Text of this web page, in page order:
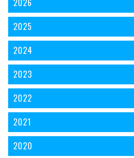
2026
2025
2024
2023
2022
2021
2020